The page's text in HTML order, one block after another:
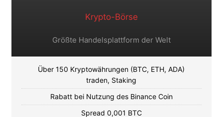
Krypto-Börse
Größte Handelsplattform der Welt
Über 150 Kryptowährungen (BTC, ETH, ADA)
traden, Staking
Rabatt bei Nutzung des Binance Coin
Spread 0,001 BTC